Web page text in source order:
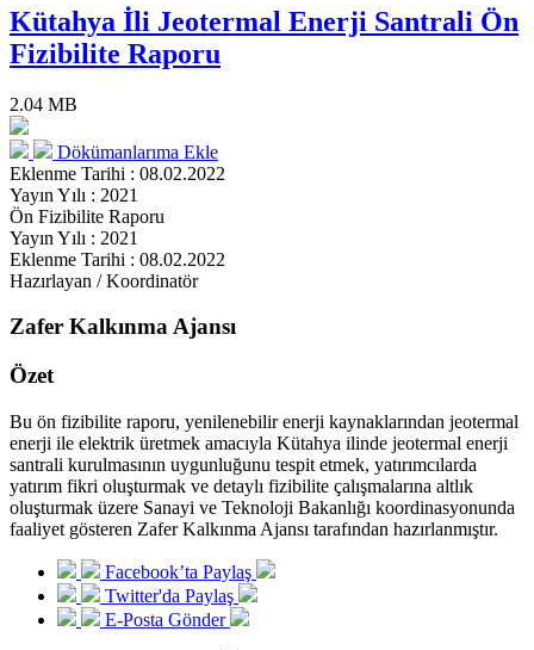
Kütahya İli Jeotermal Enerji Santrali Ön
Fizibilite Raporu
2.04 MB
Dökümanlarıma Ekle
Eklenme Tarihi : 08.02.2022
Yayın Yılı : 2021
Ön Fizibilite Raporu
Yayın Yılı : 2021
Eklenme Tarihi : 08.02.2022
Hazırlayan / Koordinatör
Zafer Kalkınma Ajansı
Özet
Bu ön fizibilite raporu, yenilenebilir enerji kaynaklarından jeotermal
enerji ile elektrik üretmek amacıyla Kütahya ilinde jeotermal enerji
santrali kurulmasının uygunluğunu tespit etmek, yatırımcılarda
yatırım fikri oluşturmak ve detaylı fizibilite çalışmalarına altlık
oluşturmak üzere Sanayi ve Teknoloji Bakanlığı koordinasyonunda
faaliyet gösteren Zafer Kalkınma Ajansı tarafından hazırlanmıştır.
Facebook’ta Paylaş
Twitter'da Paylaş
E-Posta Gönder